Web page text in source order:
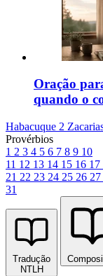
Oração
quando o
Habacuque 2
Provérbios
1 2 3 4 5 6 7 8 9 10
11 12 13 14 15 16 17
21 22 23 24 25 26 27
31
Tradução
NTLH